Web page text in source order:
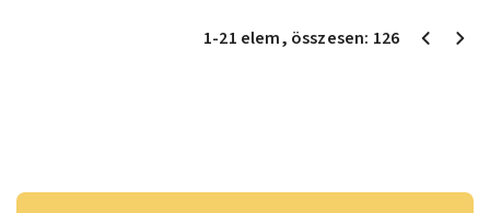
1-21 elem, összesen: 126